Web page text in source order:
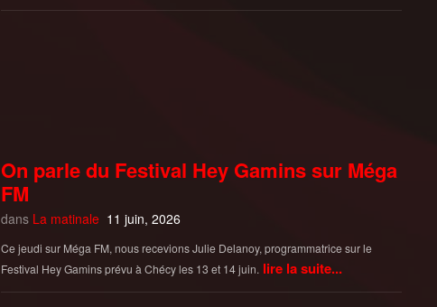
On parle du Festival Hey Gamins sur Méga
FM
dans La matinale 11 juin, 2026
Ce jeudi sur Méga FM, nous recevions Julie Delanoy, programmatrice sur le
Festival Hey Gamins prévu à Chécy les 13 et 14 juin. lire la suite...